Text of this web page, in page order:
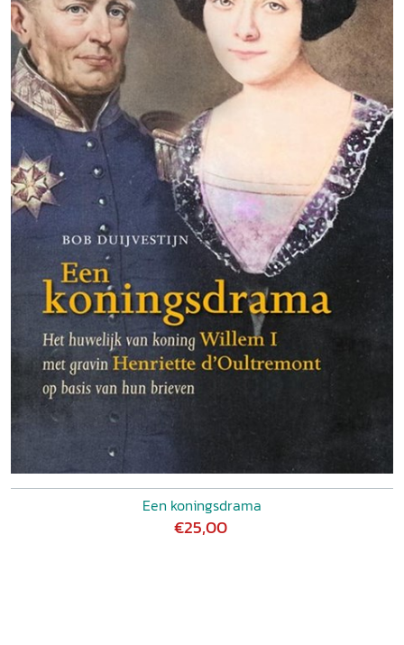
Een koningsdrama
€25,00